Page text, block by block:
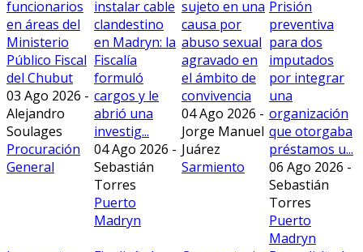
funcionarios
en áreas del
Ministerio
Público Fiscal
del Chubut
03 Ago 2026 -
Alejandro
Soulages
Procuración
General
instalar cable
clandestino
en Madryn: la
Fiscalía
formuló
cargos y le
abrió una
investig...
04 Ago 2026 -
Sebastián
Torres
Puerto
Madryn
sujeto en una
causa por
abuso sexual
agravado en
el ámbito de
convivencia
04 Ago 2026 -
Jorge Manuel
Juárez
Sarmiento
Prisión
preventiva
para dos
imputados
por integrar
una
organización
que otorgaba
préstamos u...
06 Ago 2026 -
Sebastián
Torres
Puerto
Madryn